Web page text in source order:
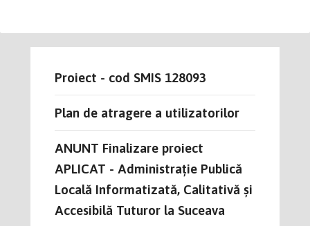
Proiect - cod SMIS 128093
Plan de atragere a utilizatorilor
ANUNT Finalizare proiect
APLICAT - Administrație Publică
Locală Informatizată, Calitativă și
Accesibilă Tuturor la Suceava